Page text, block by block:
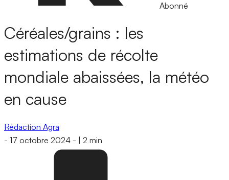
Abonné
Céréales/grains : les
estimations de récolte
mondiale abaissées, la météo
en cause
Rédaction Agra
- 17 octobre 2024 - 2 min